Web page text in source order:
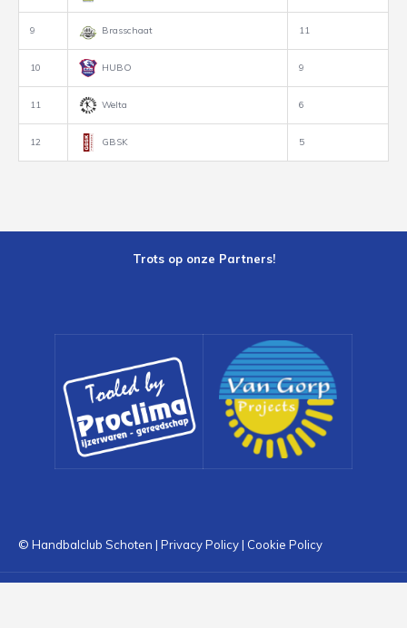
9 Brasschaat 11
10 HUBO 9
11 Welta 6
12 GBSK 5
Trots op onze Partners!
© Handbalclub Schoten | Privacy Policy| Cookie Policy